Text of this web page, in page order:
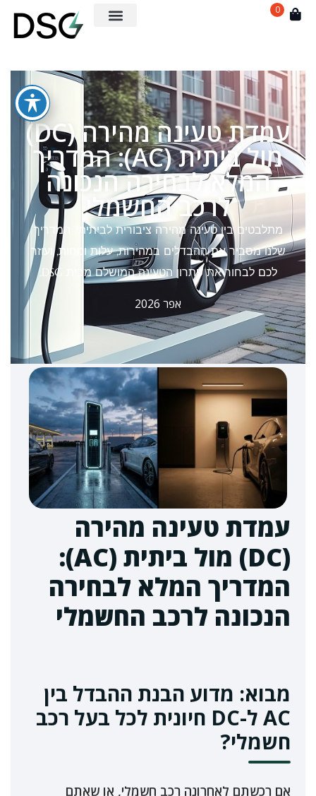
0
עמדת טעינה מהירה (DC)
מול ביתית (AC): המדריך
המלא לבחירה הנכונה
לרכב החשמלי
מתלבטים בין טעינה מהירה ציבורית לביתית? המדריך
שלנו מסביר את ההבדלים במהירות, עלות ונוחות, ועוזר
לכם לבחור את פתרון הטעינה המושלם מבית DSG.
אפר 2026
עמדת טעינה מהירה
(DC) מול ביתית (AC):
המדריך המלא לבחירה
הנכונה לרכב החשמלי
מבוא: מדוע הבנת ההבדל בין
AC ל-DC חיונית לכל בעל רכב
חשמלי?
אם רכשתם לאחרונה רכב חשמלי, או שאתם